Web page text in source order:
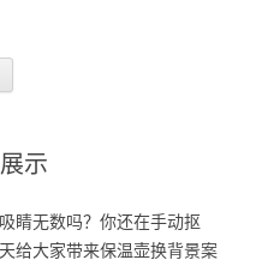
示
睛无数吗？你还在手动抠
给大家带来保温壶换背景案